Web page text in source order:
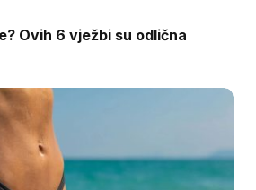
Ovih 6 vježbi su odlična